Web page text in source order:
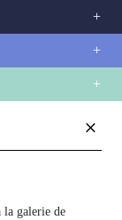
+
la galerie de